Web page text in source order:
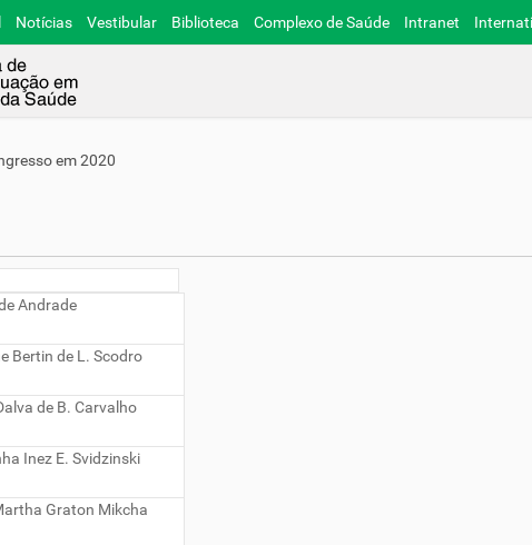
Notícias Vestibular Biblioteca Complexo de Saúde Intranet
em 2020
Andrade
Bertin de L. Scodro
de B. Carvalho
Inez E. Svidzinski
Graton Mikcha